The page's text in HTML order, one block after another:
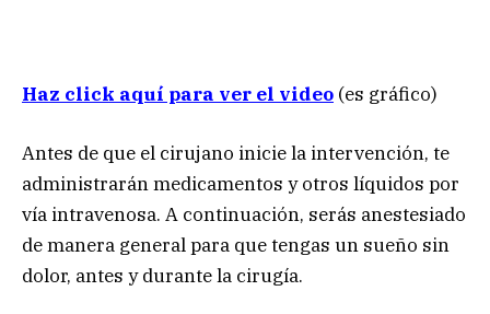
Haz click aquí para ver el video (es gráfico)
Antes de que el cirujano inicie la intervención, te
administrarán medicamentos y otros líquidos por
vía intravenosa. A continuación, serás anestesiado
de manera general para que tengas un sueño sin
dolor, antes y durante la cirugía.